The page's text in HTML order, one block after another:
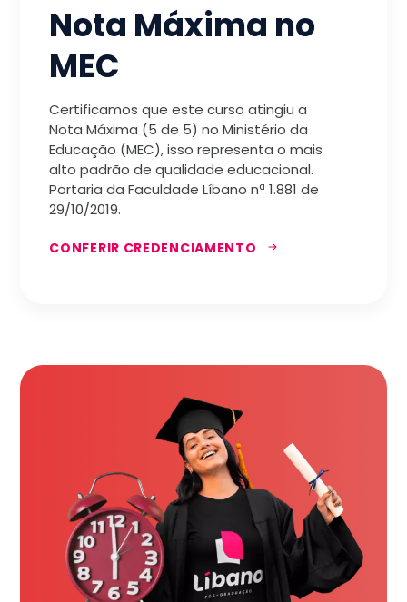
Nota Máxima no
MEC
Certificamos que este curso atingiu a
Nota Máxima (5 de 5) no Ministério da
Educação (MEC), isso representa o mais
alto padrão de qualidade educacional.
Portaria da Faculdade Líbano nª 1.881 de
29/10/2019.
CONFERIR CREDENCIAMENTO